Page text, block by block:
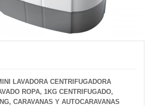
LAVADORA CENTRIFUGADORA
ROPA, 1KG CENTRIFUGADO,
CARAVANAS Y AUTOCARAVANAS